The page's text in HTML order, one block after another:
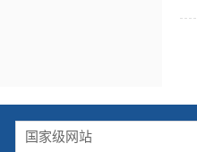
国家级网站